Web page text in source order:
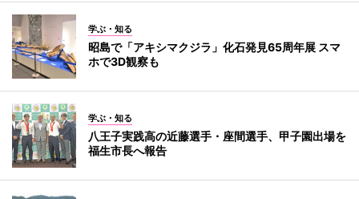
学ぶ・知る
昭島で「アキシマクジラ」化石発見65周年展 スマ
ホで3D観察も
学ぶ・知る
八王子実践高の近藤選手・座間選手、甲子園出場を
福生市長へ報告